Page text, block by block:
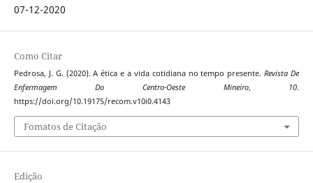
07-12-2020
Como Citar
Pedrosa, J. G. (2020). A ética e a vida cotidiana no tempo presente.Revista De
Enfermagem Do Centro-Oeste Mineiro, 10.
https://doi.org/10.19175/recom.v10i0.4143
Fomatos de Citação
Edição